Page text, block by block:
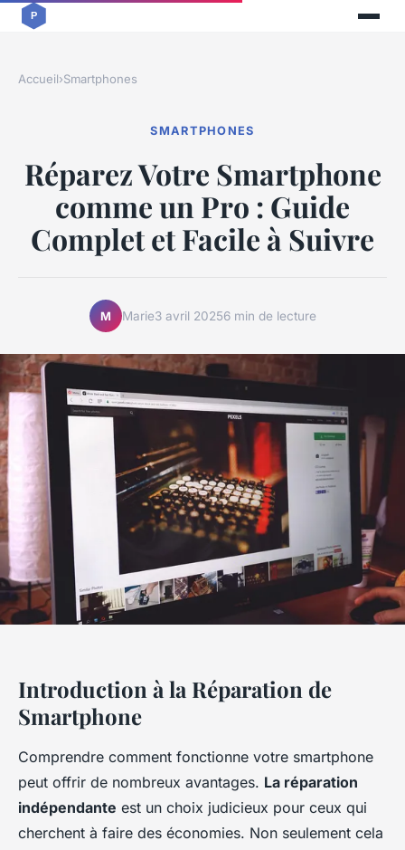
Accueil›Smartphones
SMARTPHONES
Réparez Votre Smartphone
comme un Pro : Guide
Complet et Facile à Suivre
M Marie3 avril 20256 min de lecture
Introduction à la Réparation de
Smartphone
Comprendre comment fonctionne votre smartphone
peut offrir de nombreux avantages. La réparation
indépendante est un choix judicieux pour ceux qui
cherchent à faire des économies. Non seulement cela